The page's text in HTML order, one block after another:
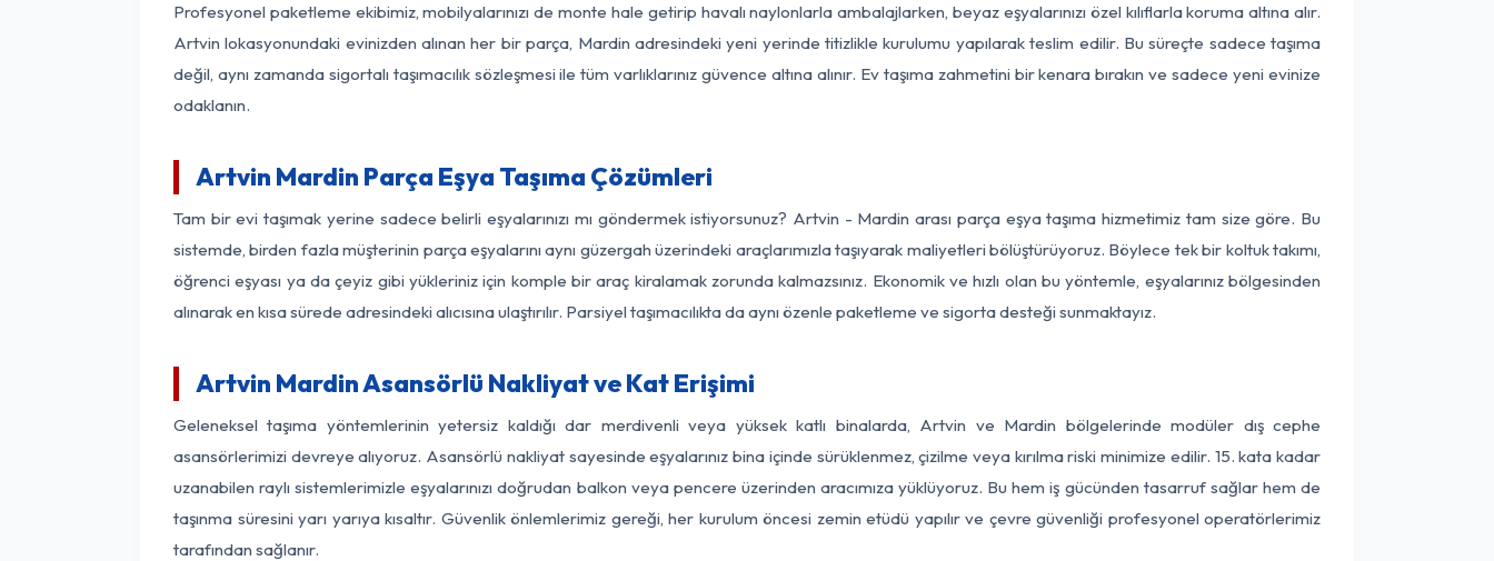
Profesyonel paketleme ekibimiz, mobilyalarınızı de monte hale getirip havalı naylonlarla ambalajlarken, beyaz eşyalarınızı özel kılıflarla koruma altına alır.
Artvin lokasyonundaki evinizden alınan her bir parça, Mardin adresindeki yeni yerinde titizlikle kurulumu yapılarak teslim edilir. Bu süreçte sadece taşıma
değil, aynı zamanda sigortalı taşımacılık sözleşmesi ile tüm varlıklarınız güvence altına alınır. Ev taşıma zahmetini bir kenara bırakın ve sadece yeni evinize
odaklanın.
Artvin Mardin Parça Eşya Taşıma Çözümleri
Tam bir evi taşımak yerine sadece belirli eşyalarınızı mı göndermek istiyorsunuz? Artvin - Mardin arası parça eşya taşıma hizmetimiz tam size göre. Bu
sistemde, birden fazla müşterinin parça eşyalarını aynı güzergah üzerindeki araçlarımızla taşıyarak maliyetleri bölüştürüyoruz. Böylece tek bir koltuk takımı,
öğrenci eşyası ya da çeyiz gibi yükleriniz için komple bir araç kiralamak zorunda kalmazsınız. Ekonomik ve hızlı olan bu yöntemle, eşyalarınız bölgesinden
alınarak en kısa sürede adresindeki alıcısına ulaştırılır. Parsiyel taşımacılıkta da aynı özenle paketleme ve sigorta desteği sunmaktayız.
Artvin Mardin Asansörlü Nakliyat ve Kat Erişimi
Geleneksel taşıma yöntemlerinin yetersiz kaldığı dar merdivenli veya yüksek katlı binalarda, Artvin ve Mardin bölgelerinde modüler dış cephe
asansörlerimizi devreye alıyoruz. Asansörlü nakliyat sayesinde eşyalarınız bina içinde sürüklenmez, çizilme veya kırılma riski minimize edilir. 15. kata kadar
uzanabilen raylı sistemlerimizle eşyalarınızı doğrudan balkon veya pencere üzerinden aracımıza yüklüyoruz. Bu hem iş gücünden tasarruf sağlar hem de
taşınma süresini yarı yarıya kısaltır. Güvenlik önlemlerimiz gereği, her kurulum öncesi zemin etüdü yapılır ve çevre güvenliği profesyonel operatörlerimiz
tarafından sağlanır.